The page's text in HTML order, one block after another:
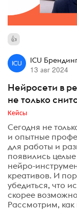
ICU
13 авг 2024
Нейросети в
не только
Кейсы
Сегодня не
и опытные
для работы и
появились
нейро-
креативов. И
убедиться, что
скорее
Рассмотрим,